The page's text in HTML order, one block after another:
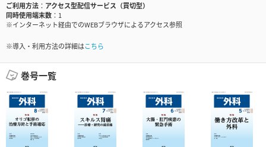
ご利用方法
アクセス型配信サービス（買切型）
同時使用端末数
1
※インターネット経由でのWEBブラウザによるアクセス参照
※導入・利用方法の詳細はこちら
巻号一覧